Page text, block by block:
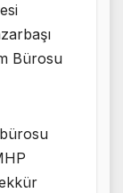
Bürosu